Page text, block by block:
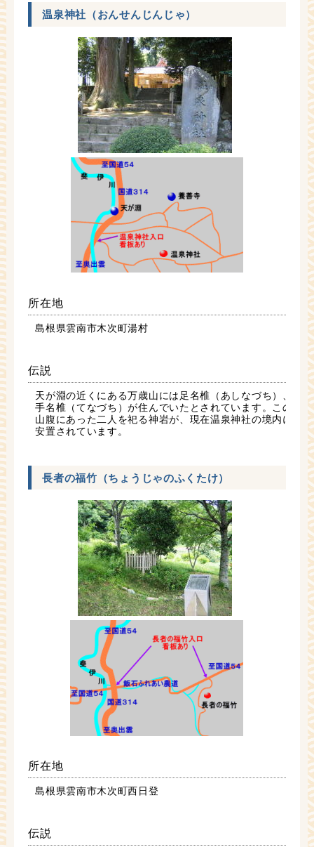
温泉神社（おんせんじんじゃ）
所在地
島根県雲南市木次町湯村
伝説
天が淵の近くにある万歳山には足名椎（あしなづち）、
手名椎（てなづち）が住んでいたとされています。この
山腹にあった二人を祀る神岩が、現在温泉神社の境内に
安置されています。
長者の福竹（ちょうじゃのふくたけ）
所在地
島根県雲南市木次町西日登
伝説